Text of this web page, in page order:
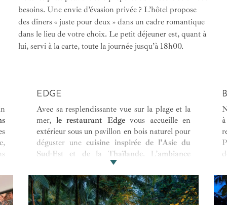
besoins. Une envie d’évasion privée ? L’hôtel propose
des dîners « juste pour deux » dans un cadre romantique
dans le lieu de votre choix. Le petit déjeuner est, quant à
lui, servi à la carte, toute la journée jusqu’à 18h00.
,
EDGE
Avec sa resplendissante vue sur la plage et la
mer, le restaurant Edgevous accueille en
extérieur sous un pavillon en bois naturel pour
déguster une cuisine inspirée de l'Asie du
Sud-Est et de la Thaïlande. L’ambiance
vous transporte vers un
moment unique pour l’esprit et les papilles.
Les lumières tamisées et les tables finement
dressées apportent uncadre enchanteur et